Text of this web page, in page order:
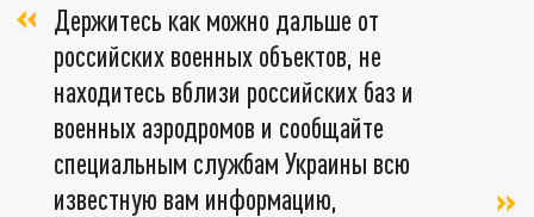
Держитесь как можно дальше от
российских военных объектов, не
находитесь вблизи российских баз и
военных аэродромов и сообщайте
специальным службам Украины всю
известную вам информацию,